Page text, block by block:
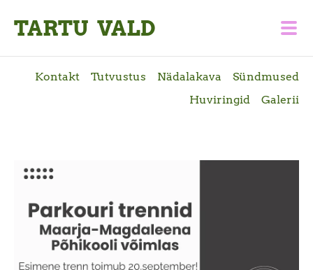
TARTU VALD
Kontakt Tutvustus Nädalakava
Sündmused
Huviringid
Galerii